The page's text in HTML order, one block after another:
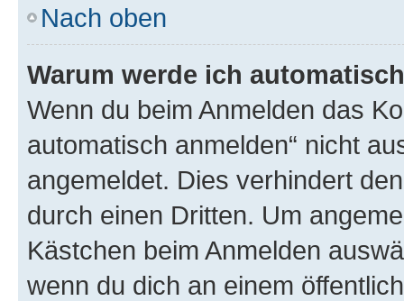
Nach oben
Warum werde ich
Wenn du beim Anmelden das
automatisch anmelden“ nicht
angemeldet. Dies verhindert
durch einen Dritten. Um
Kästchen beim Anmelden
wenn du dich an einem